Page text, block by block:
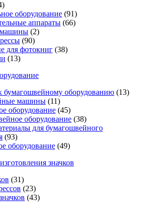
оборудование (91)
аппараты (66)
(2)
(90)
для фотокниг (38)
(13)
бумагошвейному оборудованию (13)
машины (11)
оборудование (45)
оборудование (38)
для бумагошвейного
(93)
оборудование (49)
значков
(31)
(23)
(43)